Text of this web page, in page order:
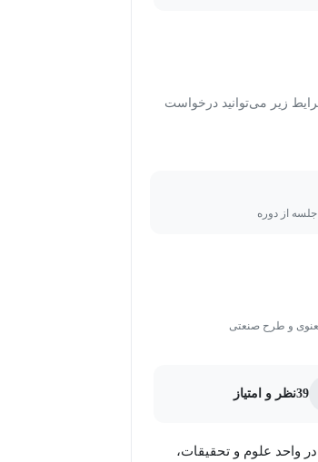
زیر می‌توانید درخواست
و طرح صنعتی
39نظر و امتیاز
علوم و تحقیقات،